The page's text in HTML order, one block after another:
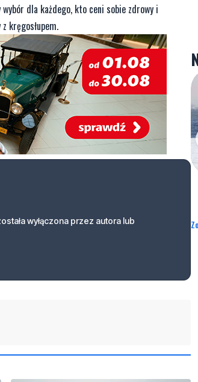
dla każdego, kto ceni sobie zdrowy i
kręgosłupem.
wyłączona przez autora lub